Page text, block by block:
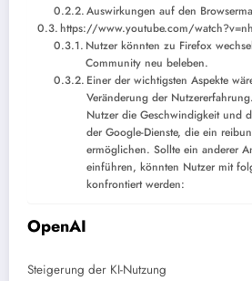
Auswirkungen auf den
https://www.youtube.com/
Nutzer könnten zu Firefox
Community neu beleben.
Einer der wichtigsten Aspekte
Veränderung der
Nutzer die Geschwindigkeit und
der Google-Dienste, die ein
ermöglichen. Sollte ein anderer
einführen, könnten Nutzer mit
konfrontiert werden:
OpenAI
Steigerung der KI-Nutzung